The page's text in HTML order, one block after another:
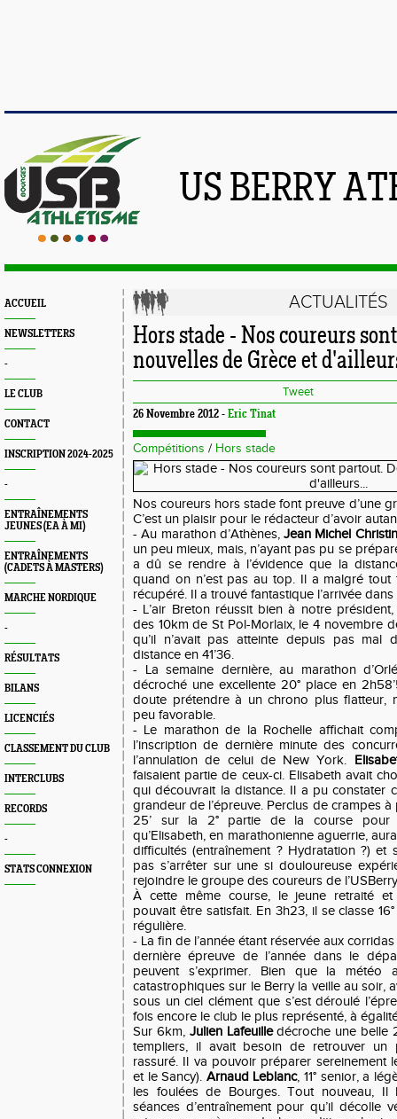
US BERRY
ACCUEIL
NEWSLETTERS
-
LE CLUB
CONTACT
INSCRIPTION 2024-2025
-
ENTRAÎNEMENTS
JEUNES (EA À MI)
ENTRAÎNEMENTS
(CADETS À MASTERS)
MARCHE NORDIQUE
-
RÉSULTATS
BILANS
LICENCIÉS
CLASSEMENT DU CLUB
INTERCLUBS
RECORDS
-
STATS CONNEXION
ACTUALITÉS
Hors stade - Nos coureurs
nouvelles de Grèce et
Tweet
26 Novembre 2012 - Eric Tinat
Compétitions / Hors stade
Nos coureurs hors stade font preuve d’une
C’est un plaisir pour le rédacteur d’avoir
- Au marathon d’Athènes,Jean Michel Christin
un peu mieux, mais, n’ayant pas pu se
a dû se rendre à l’évidence que la
quand on n’est pas au top. Il a malgré
récupéré. Il a trouvé fantastique l’arrivée
- L’air Breton réussit bien à notre
des 10km de St Pol-Morlaix, le 4 novembre
qu’il n’avait pas atteinte depuis pas mal
distance en 41’36.
- La semaine dernière, au marathon
décroché une excellente 20° place en
doute prétendre à un chrono plus flatteur,
peu favorable.
- Le marathon de la Rochelle affichait
l’inscription de dernière minute des
l’annulation de celui de New York.
faisaient partie de ceux-ci. Elisabeth avait
qui découvrait la distance. Il a pu constater
grandeur de l’épreuve. Perclus de crampes
25’ sur la 2° partie de la course pour
qu’Elisabeth, en marathonienne aguerrie,
difficultés (entraînement ? Hydratation ?)
pas s’arrêter sur une si douloureuse
rejoindre le groupe des coureurs de
À cette même course, le jeune retraité
pouvait être satisfait. En 3h23, il se classe
régulière.
- La fin de l’année étant réservée aux
dernière épreuve de l’année dans le
peuvent s’exprimer. Bien que la météo
catastrophiques sur le Berry la veille au soir,
sous un ciel clément que s’est déroulé
fois encore le club le plus représenté, à
Sur 6km, Julien Lafeuilledécroche une belle
templiers, il avait besoin de retrouver un
rassuré. Il va pouvoir préparer sereinement
et le Sancy). Arnaud Leblanc, 11° senior, a
les foulées de Bourges. Tout nouveau, Il
séances d’entraînement pour qu’il décolle